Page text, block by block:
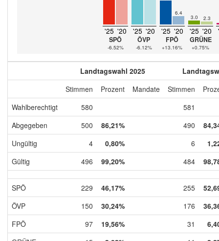
'25 '20
SPÖ
-6.52%
'25 '20
ÖVP
-6.12%
6.4
'25 '20
FPÖ
+13.16%
3.0 2.3
'25 '20
GRÜNE
+0.75%
Landtagswahl 2025
Stimmen
Prozent Mandate Stimmen
Wahlberechtigt
580
581
Abgegeben
500 86,21% 490
Ungültig
4 0,80% 6
Gültig
496 99,20% 484
SPÖ 229 46,17% 255
ÖVP
150 30,24% 176
FPÖ
97 19,56% 31